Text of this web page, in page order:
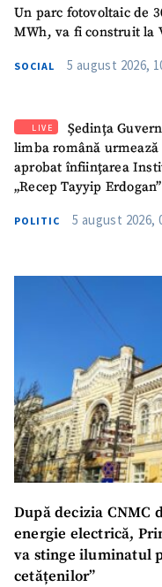
Un parc fotovoltaic de
MWh, va fi construit la
SOCIAL 5 august 2026,
LIVE
Ședința
limba română
aprobat înființarea
„Recep Tayyip Erdogan”
POLITIC 5 august 2026,
După decizia CNMC
energie electrică,
va stinge iluminatul
cetățenilor”